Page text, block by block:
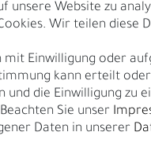
D
Vertrag
widerrufen
unsere Website zu
Wir teilen diese
mit Einwilligung oder
kann erteilt
und die Einwilligung zu
Sie unser
Daten in unserer